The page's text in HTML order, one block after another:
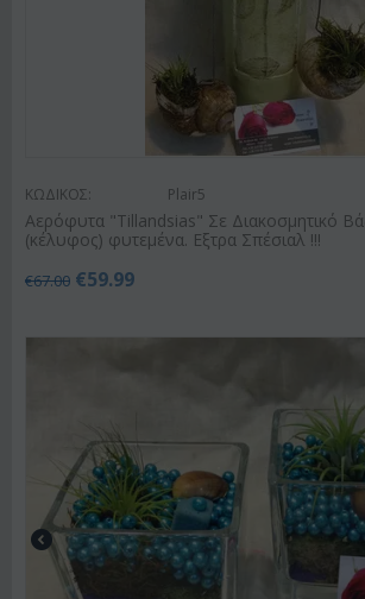
ΚΩΔΙΚΟΣ: Plair5
Αερόφυτα "Tillandsias" Σε Διακοσμητικό
(κέλυφος) φυτεμένα. Εξτρα Σπέσιαλ !!!
€67.00 €59.99